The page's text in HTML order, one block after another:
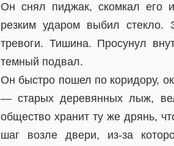
Он снял пиджак, скомкал его
резким ударом выбил стекло.
тревоги. Тишина. Просунул
темный подвал.
Он быстро пошел по коридору,
— старых деревянных лыж,
общество хранит ту же дрянь,
шаг возле двери, из-за